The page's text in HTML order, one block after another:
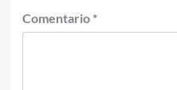
Comentario *